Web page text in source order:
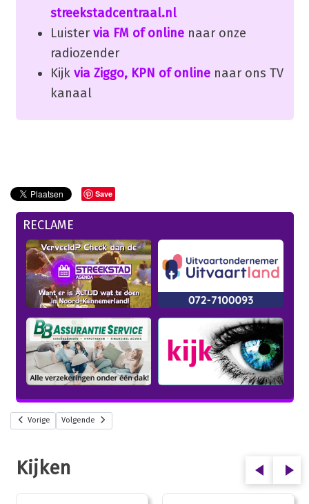
streekstadcentraal.nl
Luister via FM of onlinenaar onze
radiozender
Kijk via Ziggo, KPN of onlinenaar ons TV
kanaal
Save
RECLAME
Vorige Volgende
Kijken